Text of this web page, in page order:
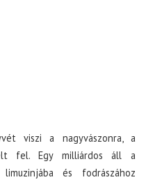
viszi a nagyvászonra, a
fel. Egy milliárdos áll a
és fodrászához